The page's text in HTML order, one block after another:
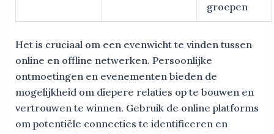
groepen
Het is cruciaal om een evenwicht te vinden tussen
online en offline netwerken. Persoonlijke
ontmoetingen en evenementen bieden de
mogelijkheid om diepere relaties op te bouwen en
vertrouwen te winnen. Gebruik de online platforms
om potentiële connecties te identificeren en